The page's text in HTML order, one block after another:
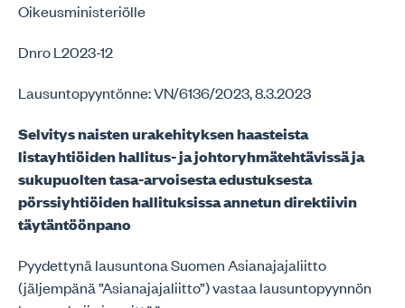
Oikeusministeriölle
Dnro L2023-12
Lausuntopyyntönne: VN/6136/2023, 8.3.2023
Selvitys naisten urakehityksen haasteista
listayhtiöiden hallitus- ja johtoryhmätehtävissä ja
sukupuolten tasa-arvoisesta edustuksesta
pörssiyhtiöiden hallituksissa annetun direktiivin
täytäntöönpano
Pyydettynä lausuntona Suomen Asianajajaliitto
(jäljempänä ”Asianajajaliitto”) vastaa lausuntopyynnön